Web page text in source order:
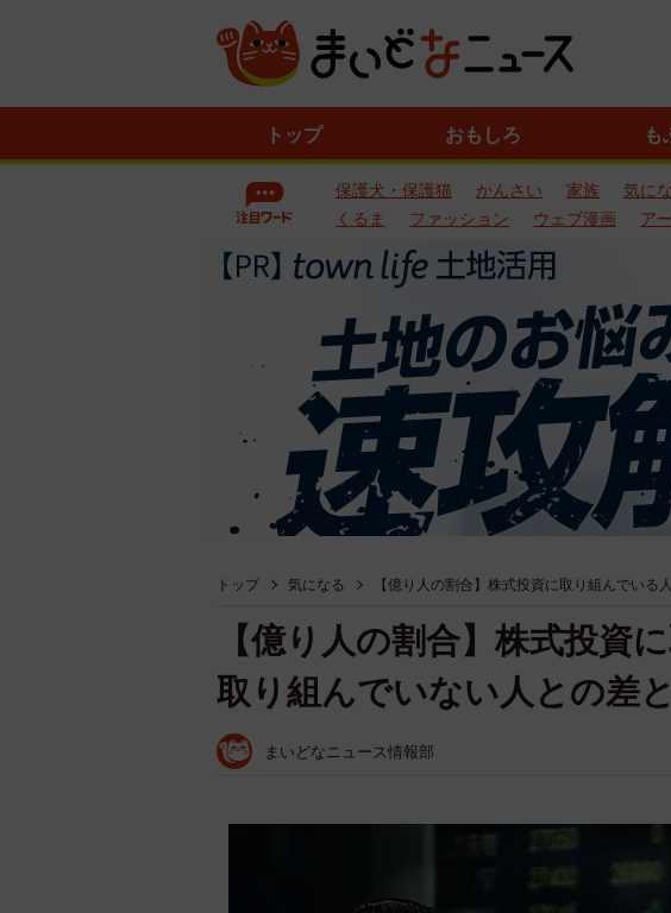
トップ おもしろ も
保護犬・保護猫 かんさい 家族 気に
くるま
ファッション ウェブ漫画 ア
トップ 気になる 【億り人の割合】株式投資に取り組んでい
【億り人の割合】株式投資
取り組んでいない人との差
まいどなニュース情報部